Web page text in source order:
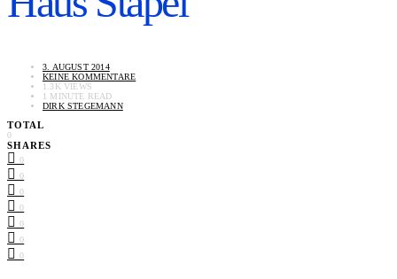
3. AUGUST 2014
KEINE KOMMENTARE
1.3K VIEWS
1 MINUTE READ
DIRK STEGEMANN
TOTAL
0
SHARES
0
0
0
0
0
0
0